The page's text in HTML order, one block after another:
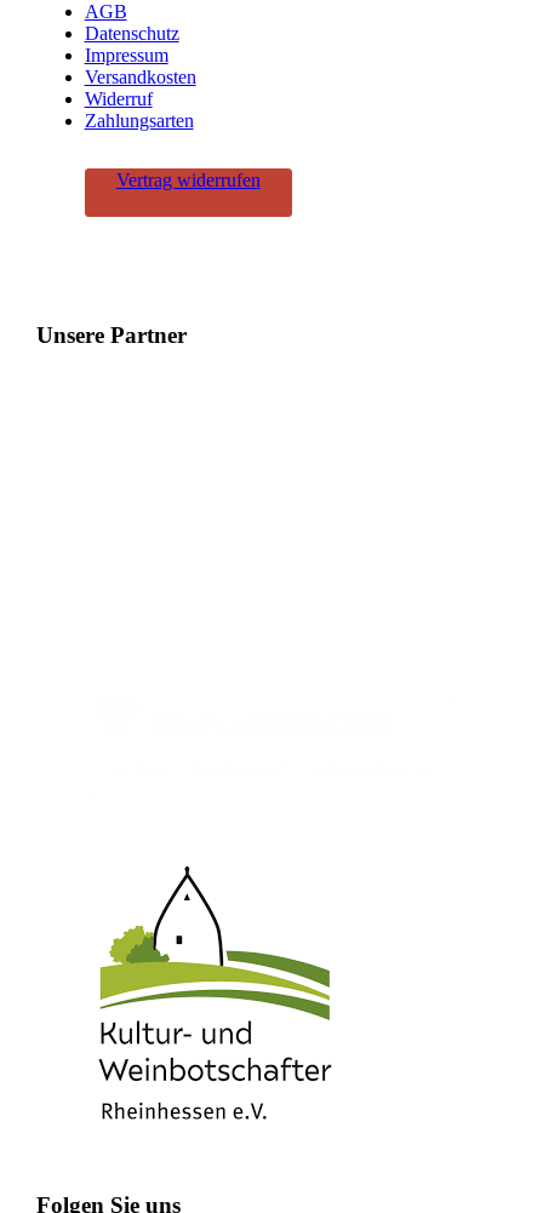
AGB
Datenschutz
Impressum
Versandkosten
Widerruf
Zahlungsarten
Vertrag widerrufen
Unsere Partner
Folgen Sie uns